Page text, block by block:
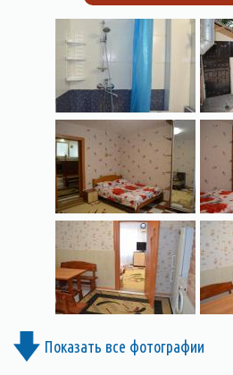
Показать все фотографии